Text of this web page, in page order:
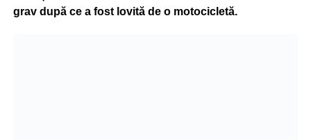
Ultimele știri din Sebeș
grav după ce a fost lovită de o motocicletă.